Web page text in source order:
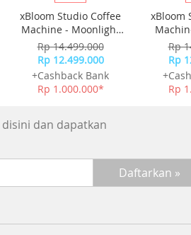
xBloom Studio Coffee
Machine - Moonlight
White
Rp 14.499.000
Rp 12.499.000
+Cashback Bank
Rp 1.000.000*
xBloom
Rp
Rp
Rp
dan dapatkan